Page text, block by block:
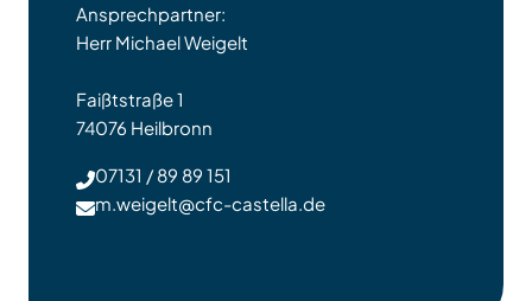
Ansprechpartner:
Herr Michael Weigelt
Faißtstraße 1
74076 Heilbronn
07131 / 89 89 151
m.weigelt@cfc-castella.de